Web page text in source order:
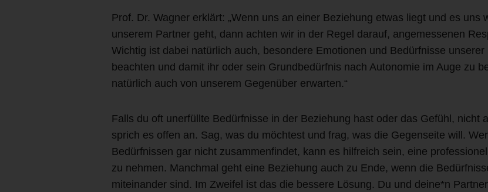
Prof. Dr. Wagner erklärt: „Wenn uns an einer Beziehung etwas liegt und es
unserem Partner geht, dann achten wir in der Regel darauf, angemessenen
Wichtig ist dabei natürlich auch, besondere Emotionen und Bedürfnisse
beachten und damit ihr oder sein Grundbedürfnis nach Autonomie im Auge zu
natürlich auch von unserem Gegenüber erwarten.“
Falls du oft unerfüllte Bedürfnisse in der Beziehung hast oder das Gefühl, nicht
sprich es offen an. Sag, was du möchtest und frag, was die Gegenseite will.
Bedürfnissen gar nicht zusammenfindet, kann es hilfreich sein, eine
zu nehmen. Manchmal geht eine Beziehung auch zu Ende, wenn die
miteinander sind. Im Zweifel ist das die bessere Lösung. Du und deine*n